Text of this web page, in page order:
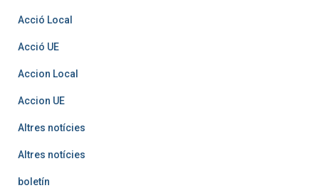
Acció Local
Acció UE
Accion Local
Accion UE
Altres notícies
Altres notícies
boletín